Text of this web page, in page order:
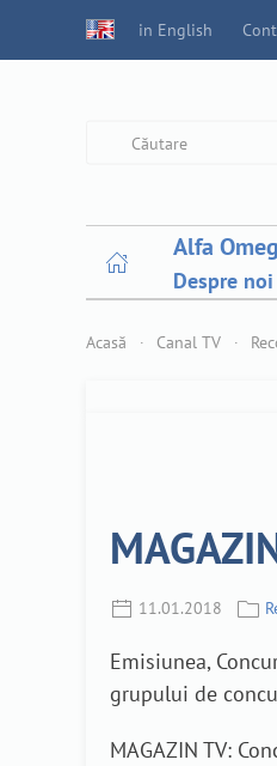
in English
Alfa
Despre noi
Acasă Canal TV
11.01.2018
Emisiunea,
grupului de
MAGAZIN TV: